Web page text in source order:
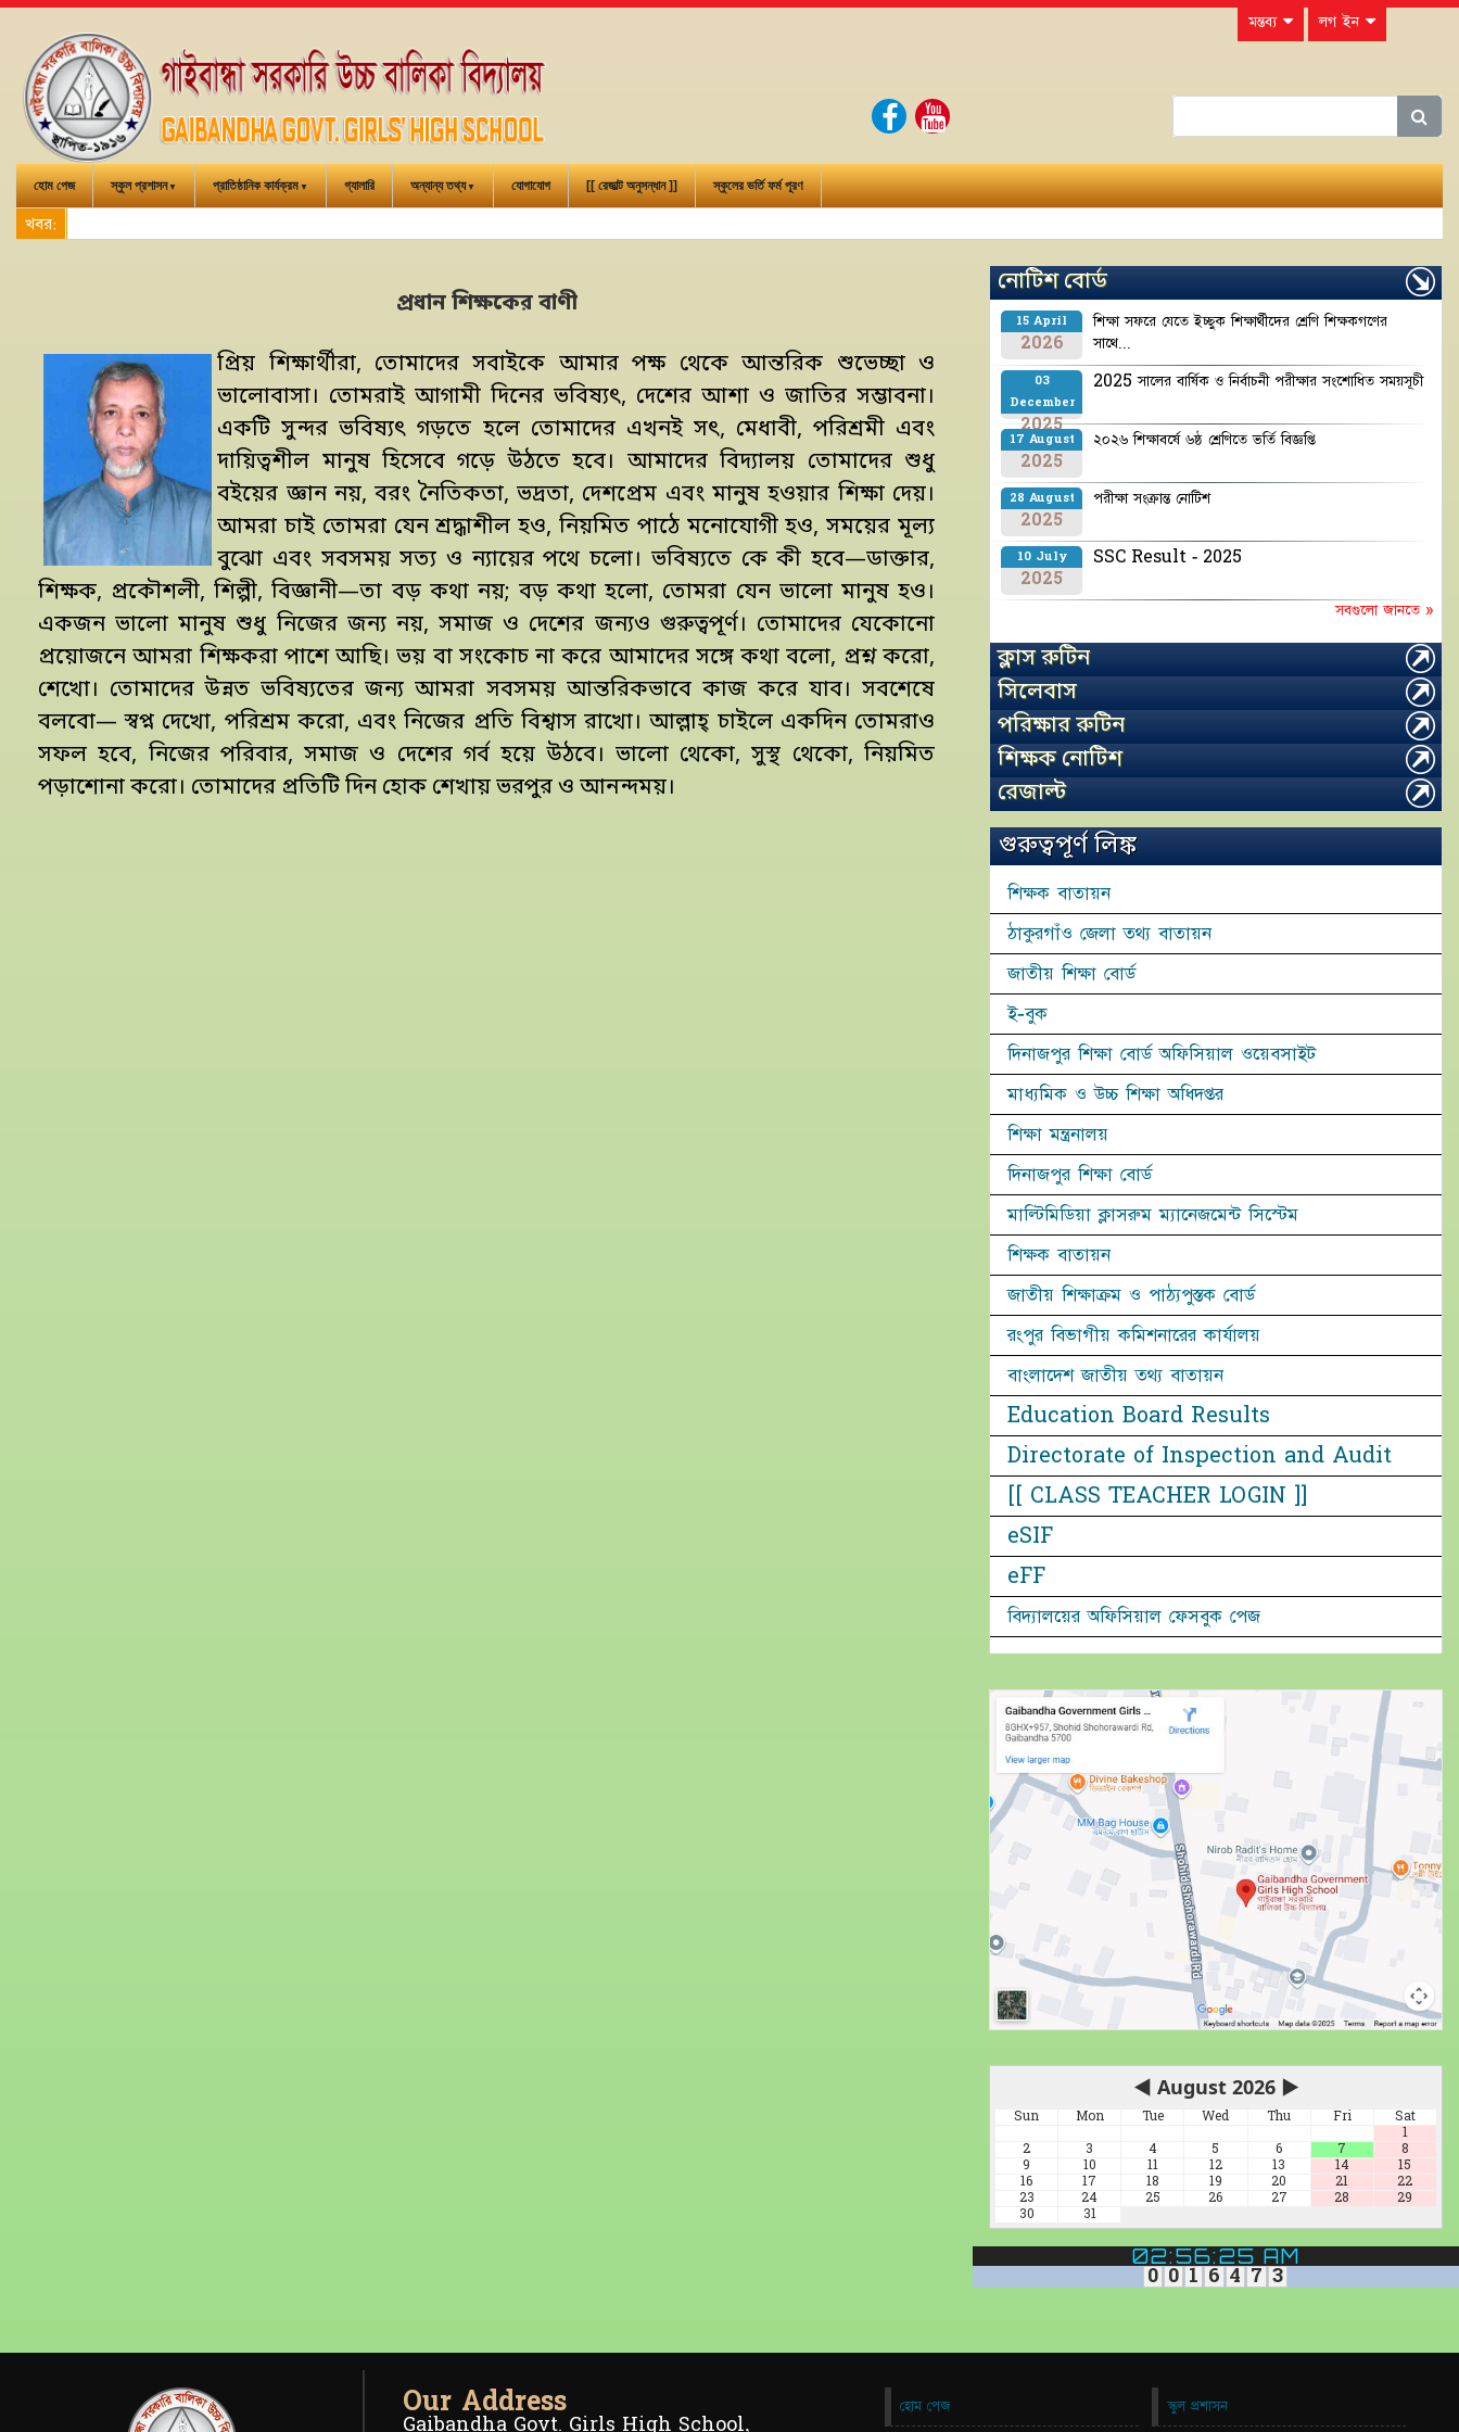
মন্তব্য লগ ইন
হোম পেজ স্কুল প্রশাসন প্রাতিষ্ঠানিক কার্যক্রম গ্যালারি অন্যান্য তথ্য যোগাযোগ [[ রেজাল্ট অনুসন্ধান ]] স্কুলের ভর্তি ফর্ম পূরণ
খবর:
প্রধান শিক্ষকের বাণী
প্রিয় শিক্ষার্থীরা, তোমাদের সবাইকে আমার পক্ষ থেকে আন্তরিক শুভেচ্ছা ও
ভালোবাসা। তোমরাই আগামী দিনের ভবিষ্যৎ, দেশের আশা ও জাতির সম্ভাবনা।
একটি সুন্দর ভবিষ্যৎ গড়তে হলে তোমাদের এখনই সৎ, মেধাবী, পরিশ্রমী এবং
দায়িত্বশীল মানুষ হিসেবে গড়ে উঠতে হবে। আমাদের বিদ্যালয় তোমাদের শুধু
বইয়ের জ্ঞান নয়, বরং নৈতিকতা, ভদ্রতা, দেশপ্রেম এবং মানুষ হওয়ার শিক্ষা দেয়।
আমরা চাই তোমরা যেন শ্রদ্ধাশীল হও, নিয়মিত পাঠে মনোযোগী হও, সময়ের মূল্য
বুঝো এবং সবসময় সত্য ও ন্যায়ের পথে চলো। ভবিষ্যতে কে কী হবে—ডাক্তার,
শিক্ষক, প্রকৌশলী, শিল্পী, বিজ্ঞানী—তা বড় কথা নয়; বড় কথা হলো, তোমরা যেন ভালো মানুষ হও।
একজন ভালো মানুষ শুধু নিজের জন্য নয়, সমাজ ও দেশের জন্যও গুরুত্বপূর্ণ। তোমাদের যেকোনো
প্রয়োজনে আমরা শিক্ষকরা পাশে আছি। ভয় বা সংকোচ না করে আমাদের সঙ্গে কথা বলো, প্রশ্ন করো,
শেখো। তোমাদের উন্নত ভবিষ্যতের জন্য আমরা সবসময় আন্তরিকভাবে কাজ করে যাব। সবশেষে
বলবো— স্বপ্ন দেখো, পরিশ্রম করো, এবং নিজের প্রতি বিশ্বাস রাখো। আল্লাহ্ চাইলে একদিন তোমরাও
সফল হবে, নিজের পরিবার, সমাজ ও দেশের গর্ব হয়ে উঠবে। ভালো থেকো, সুস্থ থেকো, নিয়মিত
পড়াশোনা করো। তোমাদের প্রতিটি দিন হোক শেখায় ভরপুর ও আনন্দময়।
নোটিশ বোর্ড
15 April
2026
শিক্ষা সফরে যেতে ইচ্ছুক শিক্ষার্থীদের শ্রেণি শিক্ষকগণের
সাথে...
03
December
2025
2025 সালের বার্ষিক ও নির্বাচনী পরীক্ষার সংশোধিত সময়সূচী
17 August
2025
২০২৬ শিক্ষাবর্ষে ৬ষ্ঠ শ্রেণিতে ভর্তি বিজ্ঞপ্তি
28 August
2025
পরীক্ষা সংক্রান্ত নোটিশ
10 July
2025
SSC Result - 2025
সবগুলো জানতে »
ক্লাস রুটিন
সিলেবাস
পরিক্ষার রুটিন
শিক্ষক নোটিশ
রেজাল্ট
গুরুত্বপূর্ণ লিঙ্ক
শিক্ষক বাতায়ন
ঠাকুরগাঁও জেলা তথ্য বাতায়ন
জাতীয় শিক্ষা বোর্ড
ই-বুক
দিনাজপুর শিক্ষা বোর্ড অফিসিয়াল ওয়েবসাইট
মাধ্যমিক ও উচ্চ শিক্ষা অধিদপ্তর
শিক্ষা মন্ত্রনালয়
দিনাজপুর শিক্ষা বোর্ড
মাল্টিমিডিয়া ক্লাসরুম ম্যানেজমেন্ট সিস্টেম
শিক্ষক বাতায়ন
জাতীয় শিক্ষাক্রম ও পাঠ্যপুস্তক বোর্ড
রংপুর বিভাগীয় কমিশনারের কার্যালয়
বাংলাদেশ জাতীয় তথ্য বাতায়ন
Education Board Results
Directorate of Inspection and Audit
[[ CLASS TEACHER LOGIN ]]
eSIF
eFF
বিদ্যালয়ের অফিসিয়াল ফেসবুক পেজ
◀ August 2026 ▶
Sun Mon Tue Wed Thu Fri
Sat
1
2
3 4 5 6 7
8
9
10 11 12 13 14
15
16
17 18 19 20 21
22
23
24 25 26 27 28
29
30
31
02:56:25 AM
0 0 1 6 4 7 3
Our Address
Gaibandha Govt. Girls High School,
হোম পেজ স্কুল প্রশাসন